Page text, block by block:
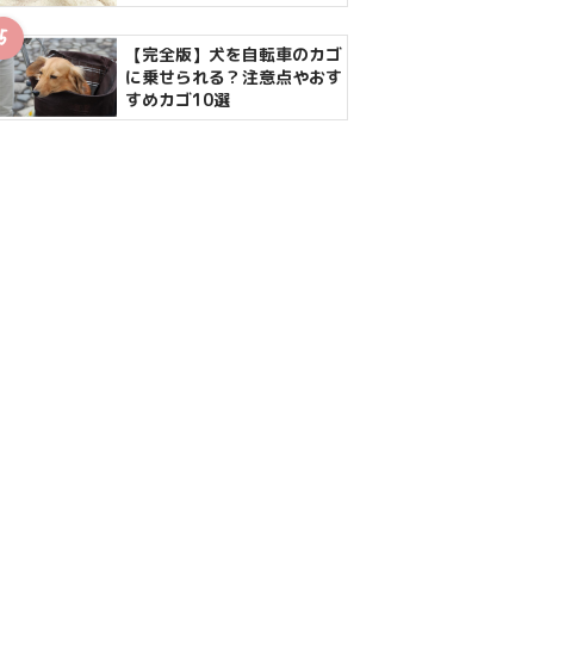
【完全版】犬を自転車のカゴ
に乗せられる？注意点やおす
すめカゴ10選